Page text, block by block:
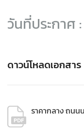
วันที่ประกาศ
ดาวน์โหลดเอกสาร
ราคากลาง ถนน